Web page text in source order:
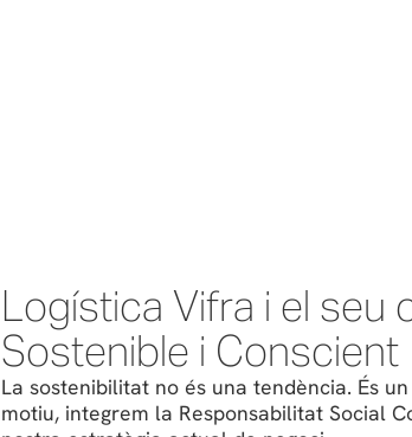
Logística Vifra i el
Sostenible i Conscient
La sostenibilitat no és una tendència. És
motiu, integrem la Responsabilitat Social